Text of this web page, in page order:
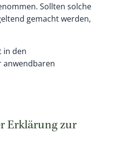
Sollten solche
gemacht werden,
in den
anwendbaren
Erklärung zur